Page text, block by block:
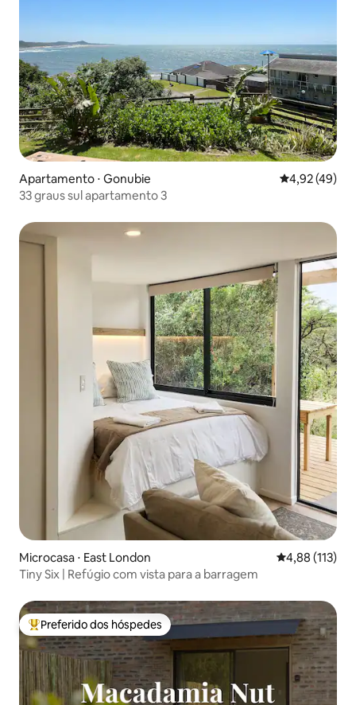
Apartamento ⋅ Gonubie 4,92 de uma
4,92 (49)
33 graus sul apartamento 3
Microcasa ⋅ East London 4,88 de uma
4,88 (113)
Tiny Six | Refúgio com vista para a barragem
Entre os melhores preferidos dos hóspedes
Preferido dos hóspedes